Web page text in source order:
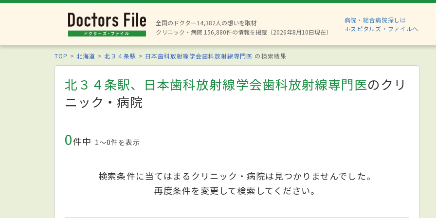
全国のドクター14,382人の想いを取材
クリニック・病院 156,880件の情報を掲載（2026年8月10日現在）
病院・総合病院探しは
ホスピタルズ・ファイルへ
TOP 北海道 北３４条駅 日本歯科放射線学会歯科放射線専門医 の検索結果
北３４条駅、日本歯科放射線学会歯科放射線専門医のクリ
ニック・病院
0件中 1〜0件を表示
検索条件に当てはまるクリニック・病院は見つかりませんでした。
再度条件を変更して検索してください。